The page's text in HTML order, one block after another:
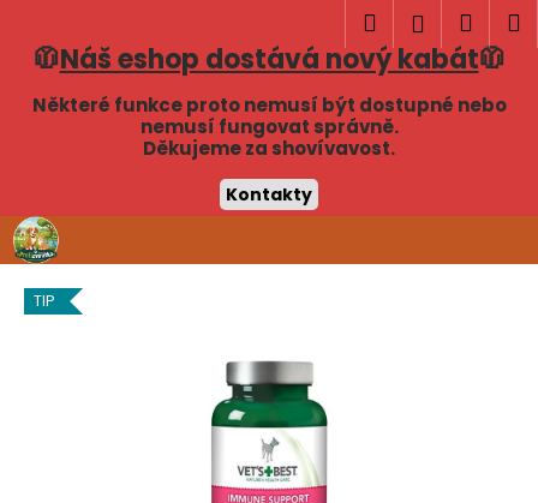
🧥Náš eshop dostává nový kabát🧥
Některé funkce proto nemusí být dostupné nebo
nemusí fungovat správně.
Děkujeme za shovívavost.
Kontakty
Přejít
na
obsah
Hledat
košík
TIP
Zpět
Zpět
o
t
ř
e